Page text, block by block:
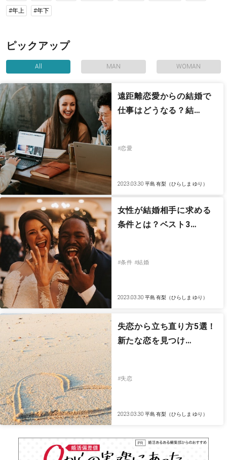
#年上 #年下
ピックアップ
All MAN WOMAN
遠距離恋愛からの結婚で
仕事はどうなる？結…
#恋愛
2023.03.30 平島 有梨（ひらしま ゆり）
女性が結婚相手に求める
条件とは？ベスト3…
#条件 #結婚
2023.03.30 平島 有梨（ひらしま ゆり）
失恋から立ち直り方5選！
新たな恋を見つけ…
#失恋
2023.03.30 平島 有梨（ひらしま ゆり）